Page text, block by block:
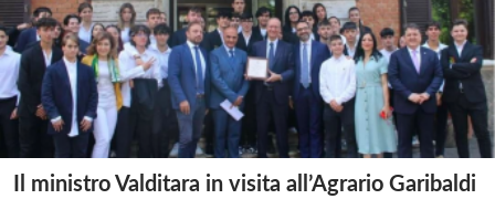
Il ministro Valditara in visita all’Agrario Garibaldi